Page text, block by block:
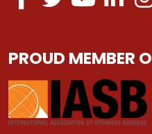
PROUD MEMBER